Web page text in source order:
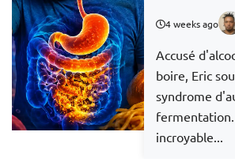
4 weeks ago
Accusé
boire, Eric
syndrome
incroyable...